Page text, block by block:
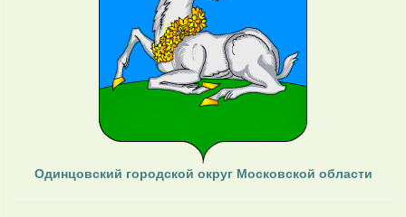
Одинцовский городской округ Московской области